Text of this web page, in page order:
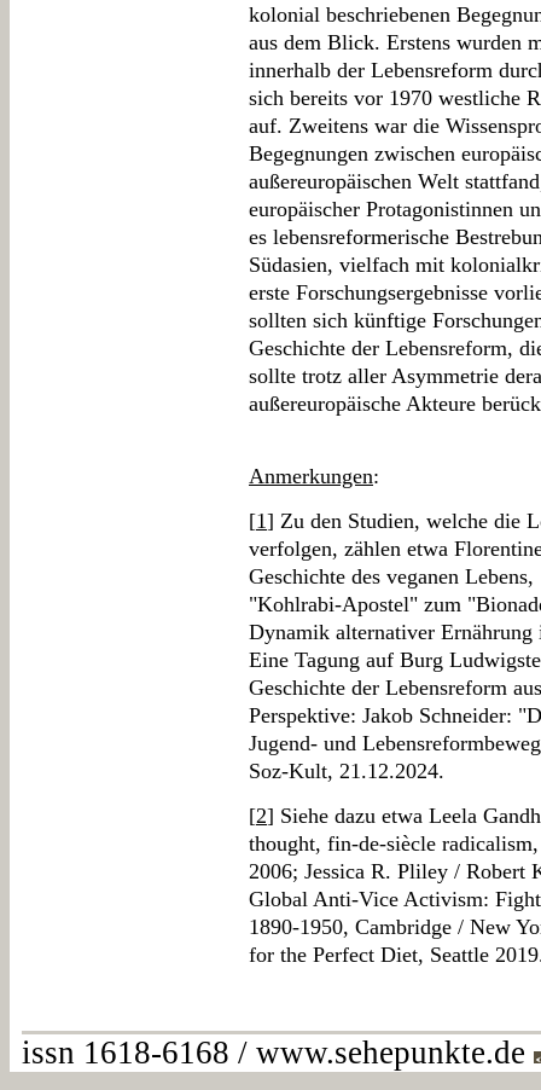
kolonial beschriebenen
aus dem Blick. Erstens wurden
innerhalb der Lebensreform
sich bereits vor 1970 westliche
auf. Zweitens war die
Begegnungen zwischen
außereuropäischen Welt
europäischer Protagonistinnen
es lebensreformerische
Südasien, vielfach mit
erste Forschungsergebnisse
sollten sich künftige
Geschichte der Lebensreform,
sollte trotz aller Asymmetrie
außereuropäische Akteure
Anmerkungen:
[1] Zu den Studien, welche die
verfolgen, zählen etwa
Geschichte des veganen
"Kohlrabi-Apostel" zum
Dynamik alternativer Ernährung
Eine Tagung auf Burg
Geschichte der Lebensreform
Perspektive: Jakob Schneider:
Jugend- und
Soz-Kult, 21.12.2024.
[2] Siehe dazu etwa Leela
thought, fin-de-siècle
2006; Jessica R. Pliley / Robert
Global Anti-Vice Activism:
1890-1950, Cambridge / New
for the Perfect Diet, Seattle
issn 1618-6168 / www.sehepunkte.de